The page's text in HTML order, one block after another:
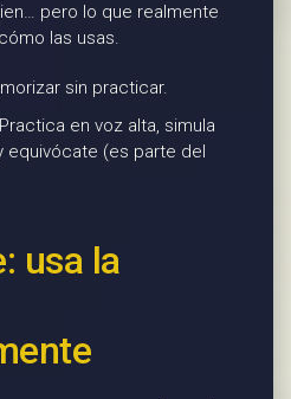
pero lo que realmente
las usas.
sin practicar.
Practica en voz alta, simula
equivócate (es parte del
usa la